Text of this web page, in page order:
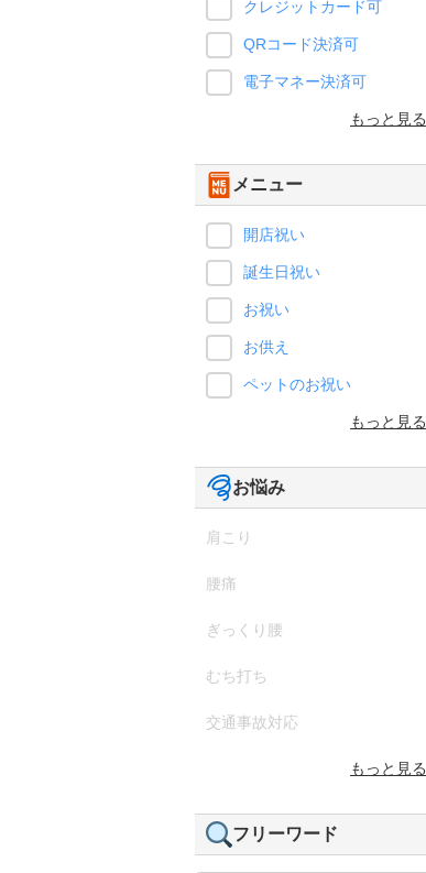
クレジットカード可
QRコード決済可
電子マネー決済可
もっと見る
メニュー
開店祝い
誕生日祝い
お祝い
お供え
ペットのお祝い
もっと見る
お悩み
肩こり
腰痛
ぎっくり腰
むち打ち
交通事故対応
もっと見る
フリーワード